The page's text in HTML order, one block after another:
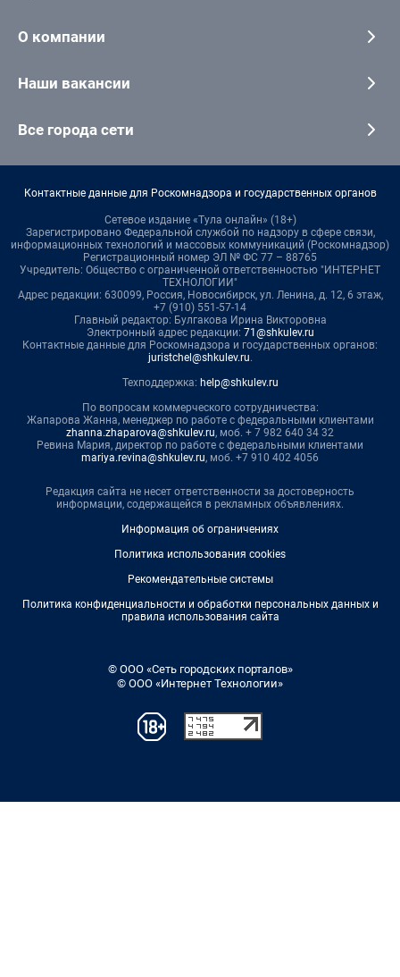
О компании
Наши вакансии
Все города сети
Контактные данные для Роскомнадзора и государственных органов
Сетевое издание «Тула онлайн» (18+)
Зарегистрировано Федеральной службой по надзору в сфере связи,
информационных технологий и массовых коммуникаций (Роскомнадзор)
Регистрационный номер ЭЛ № ФС 77 – 88765
Учредитель: Общество с ограниченной ответственностью "ИНТЕРНЕТ
ТЕХНОЛОГИИ"
Адрес редакции: 630099, Россия, Новосибирск, ул. Ленина, д. 12, 6 этаж,
+7 (910) 551-57-14
Главный редактор: Булгакова Ирина Викторовна
Электронный адрес редакции: 71@shkulev.ru
Контактные данные для Роскомнадзора и государственных органов:
juristchel@shkulev.ru.
Техподдержка: help@shkulev.ru
По вопросам коммерческого сотрудничества:
Жапарова Жанна, менеджер по работе с федеральными клиентами
zhanna.zhaparova@shkulev.ru, моб. + 7 982 640 34 32
Ревина Мария, директор по работе с федеральными клиентами
mariya.revina@shkulev.ru, моб. +7 910 402 4056
Редакция сайта не несет ответственности за достоверность
информации, содержащейся в рекламных объявлениях.
Информация об ограничениях
Политика использования cookies
Рекомендательные системы
Политика конфиденциальности и обработки персональных данных и
правила использования сайта
© ООО «Сеть городских порталов»
© ООО «Интернет Технологии»